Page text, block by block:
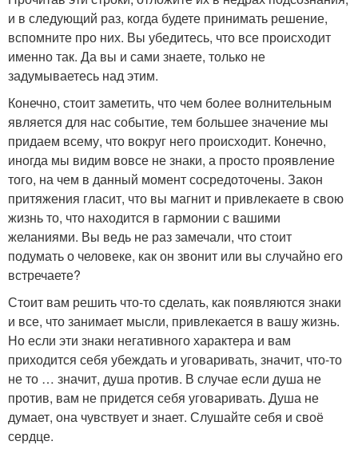
и в следующий раз, когда будете принимать решение,
вспомните про них. Вы убедитесь, что все происходит
именно так. Да вы и сами знаете, только не
задумываетесь над этим.
Конечно, стоит заметить, что чем более волнительным
является для нас событие, тем большее значение мы
придаем всему, что вокруг него происходит. Конечно,
иногда мы видим вовсе не знаки, а просто проявление
того, на чем в данный момент сосредоточены. Закон
притяжения гласит, что вы магнит и привлекаете в свою
жизнь то, что находится в гармонии с вашими
желаниями. Вы ведь не раз замечали, что стоит
подумать о человеке, как он звонит или вы случайно его
встречаете?
Стоит вам решить что-то сделать, как появляются знаки
и все, что занимает мысли, привлекается в вашу жизнь.
Но если эти знаки негативного характера и вам
приходится себя убеждать и уговаривать, значит, что-то
не то … значит, душа против. В случае если душа не
против, вам не придется себя уговаривать. Душа не
думает, она чувствует и знает. Слушайте себя и своё
сердце.